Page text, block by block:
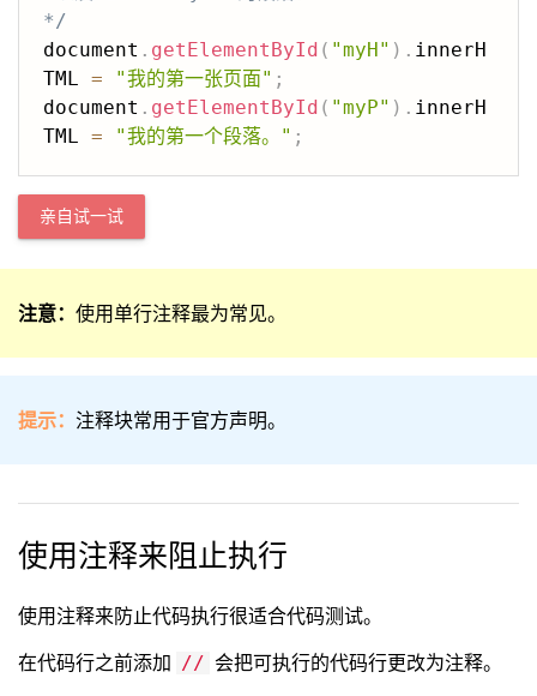
*/
document . getElementById ( "myH" ) . innerH
TML = "我的第一张页面" ;
document . getElementById ( "myP" ) . innerH
TML = "我的第一个段落。" ;
亲自试一试
注意： 使用单行注释最为常见。
提示： 注释块常用于官方声明。
使用注释来阻止执行
使用注释来防止代码执行很适合代码测试。
在代码行之前添加 // 会把可执行的代码行更改为注释。